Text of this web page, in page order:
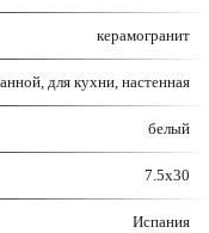
керамогранит
для кухни, настенная
белый
7.5x30
Испания